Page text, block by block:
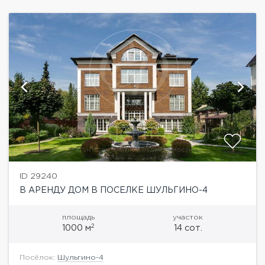
ID 29240
В АРЕНДУ ДОМ В ПОСЕЛКЕ ШУЛЬГИНО-4
площадь
1000 м2
участок
14 сот.
Посёлок: Шульгино-4